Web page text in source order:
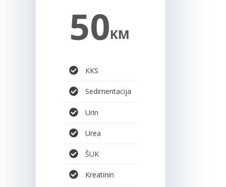
50KM
KKS
Sedimentacija
Urin
Urea
ŠUK
Kreatinin